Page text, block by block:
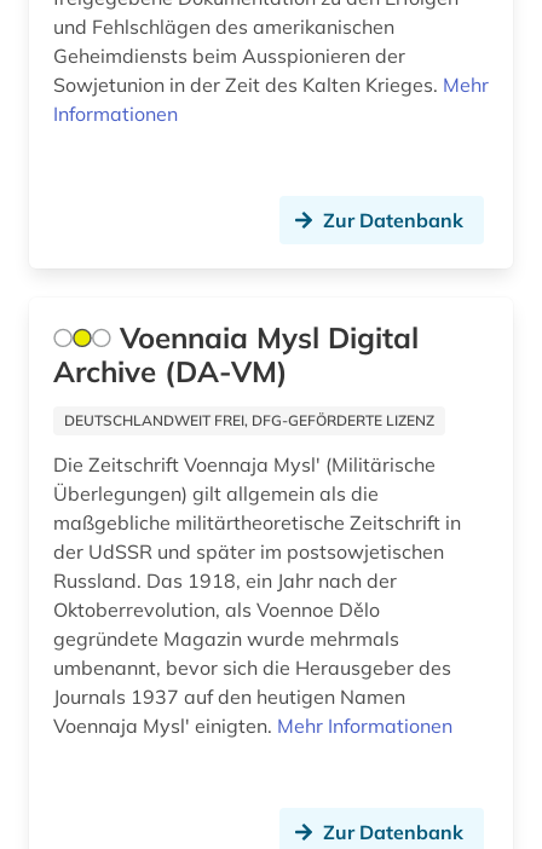
und Fehlschlägen des amerikanischen
Geheimdiensts beim Ausspionieren der
Sowjetunion in der Zeit des Kalten Krieges. Mehr
Informationen
Zur Datenbank
Voennaia Mysl Digital
Archive (DA-VM)
DEUTSCHLANDWEIT FREI, DFG-GEFÖRDERTE LIZENZ
Die Zeitschrift Voennaja Myslʹ (Militärische
Überlegungen) gilt allgemein als die
maßgebliche militärtheoretische Zeitschrift in
der UdSSR und später im postsowjetischen
Russland. Das 1918, ein Jahr nach der
Oktoberrevolution, als Voennoe Dělo
gegründete Magazin wurde mehrmals
umbenannt, bevor sich die Herausgeber des
Journals 1937 auf den heutigen Namen
Voennaja Myslʹ einigten. Mehr Informationen
Zur Datenbank